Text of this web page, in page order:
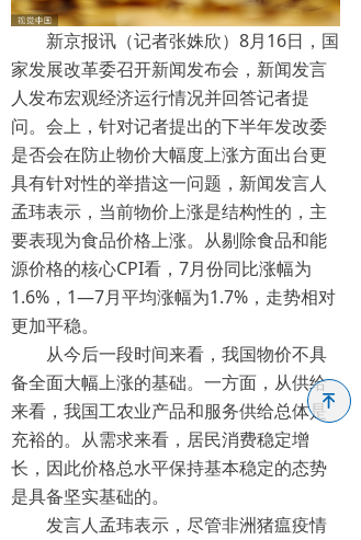
国内
国际
教育
地产
环保
金融
交通
富硒
书画
证件査询
新闻投稿
녠
新京报讯（记者张姝欣）8月16日，国
家发展改革委召开新闻发布会，新闻发言
人发布宏观经济运行情况并回答记者提
问。会上，针对记者提出的下半年发改委
是否会在防止物价大幅度上涨方面出台更
具有针对性的举措这一问题，新闻发言人
孟玮表示，当前物价上涨是结构性的，主
要表现为食品价格上涨。从剔除食品和能
源价格的核心CPI看，7月份同比涨幅为
1.6%，1—7月平均涨幅为1.7%，走势相对
更加平稳。
从今后一段时间来看，我国物价不具
备全面大幅上涨的基础。一方面，从供给
来看，我国工农业产品和服务供给总体是
充裕的。从需求来看，居民消费稳定增
长，因此价格总水平保持基本稳定的态势
是具备坚实基础的。
发言人孟玮表示，尽管非洲猪瘟疫情